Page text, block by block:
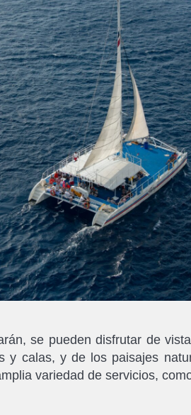
se pueden disfrutar de
y calas, y de los paisajes
variedad de servicios,